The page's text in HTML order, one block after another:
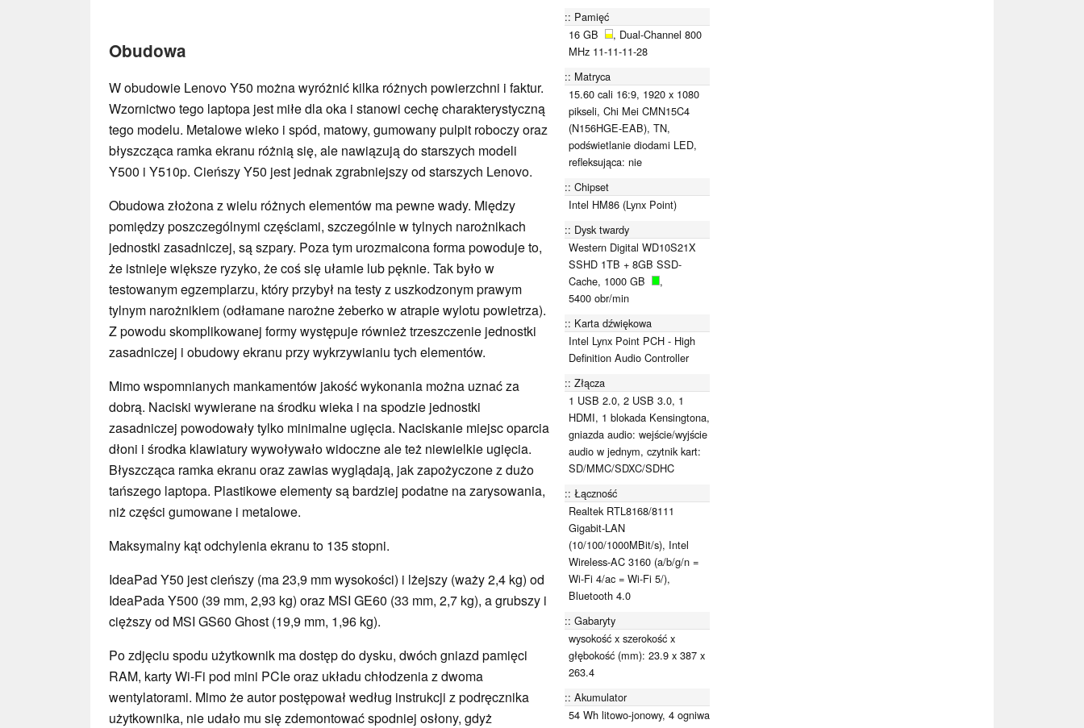
Obudowa
W obudowie Lenovo Y50 można wyróżnić kilka różnych powierzchni i faktur.
Wzornictwo tego laptopa jest miłe dla oka i stanowi cechę charakterystyczną
tego modelu. Metalowe wieko i spód, matowy, gumowany pulpit roboczy oraz
błyszcząca ramka ekranu różnią się, ale nawiązują do starszych modeli
Y500 i Y510p. Cieńszy Y50 jest jednak zgrabniejszy od starszych Lenovo.
Obudowa złożona z wielu różnych elementów ma pewne wady. Między
pomiędzy poszczególnymi częściami, szczególnie w tylnych narożnikach
jednostki zasadniczej, są szpary. Poza tym urozmaicona forma powoduje to,
że istnieje większe ryzyko, że coś się ułamie lub pęknie. Tak było w
testowanym egzemplarzu, który przybył na testy z uszkodzonym prawym
tylnym narożnikiem (odłamane narożne żeberko w atrapie wylotu powietrza).
Z powodu skomplikowanej formy występuje również trzeszczenie jednostki
zasadniczej i obudowy ekranu przy wykrzywianiu tych elementów.
Mimo wspomnianych mankamentów jakość wykonania można uznać za
dobrą. Naciski wywierane na środku wieka i na spodzie jednostki
zasadniczej powodowały tylko minimalne ugięcia. Naciskanie miejsc oparcia
dłoni i środka klawiatury wywoływało widoczne ale też niewielkie ugięcia.
Błyszcząca ramka ekranu oraz zawias wyglądają, jak zapożyczone z dużo
tańszego laptopa. Plastikowe elementy są bardziej podatne na zarysowania,
niż części gumowane i metalowe.
Maksymalny kąt odchylenia ekranu to 135 stopni.
IdeaPad Y50 jest cieńszy (ma 23,9 mm wysokości) i lżejszy (waży 2,4 kg) od
IdeaPada Y500 (39 mm, 2,93 kg) oraz MSI GE60 (33 mm, 2,7 kg), a grubszy i
cięższy od MSI GS60 Ghost (19,9 mm, 1,96 kg).
Po zdjęciu spodu użytkownik ma dostęp do dysku, dwóch gniazd pamięci
RAM, karty Wi-Fi pod mini PCIe oraz układu chłodzenia z dwoma
wentylatorami. Mimo że autor postępował według instrukcji z podręcznika
użytkownika, nie udało mu się zdemontować spodniej osłony, gdyż
Pamięć
16 GB
, Dual-Channel 800
MHz 11-11-11-28
Matryca
15.60 cali 16:9, 1920 x 1080
pikseli, Chi Mei CMN15C4
(N156HGE-EAB), TN,
podświetlanie diodami LED,
refleksująca: nie
Chipset
Intel HM86 (Lynx Point)
Dysk twardy
Western Digital WD10S21X
SSHD 1TB + 8GB SSD-
Cache, 1000 GB
,
5400 obr/min
Karta dźwiękowa
Intel Lynx Point PCH - High
Definition Audio Controller
Złącza
1 USB 2.0, 2 USB 3.0, 1
HDMI, 1 blokada Kensingtona,
gniazda audio: wejście/wyjście
audio w jednym, czytnik kart:
SD/MMC/SDXC/SDHC
Łączność
Realtek RTL8168/8111
Gigabit-LAN
(10/100/1000MBit/s), Intel
Wireless-AC 3160 (a/b/g/n =
Wi-Fi 4/ac = Wi-Fi 5/),
Bluetooth 4.0
Gabaryty
wysokość x szerokość x
głębokość (mm): 23.9 x 387 x
263.4
Akumulator
54 Wh litowo-jonowy, 4 ogniwa